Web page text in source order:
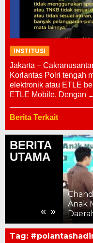
INSTITUSI
Jakarta –
Korlantas Polri tengah
elektronik atau ETLE
ETLE Mobile. Dengan
Berita Terkait
BERITA
UTAMA
« »
Pelosok
Anak
Tag: